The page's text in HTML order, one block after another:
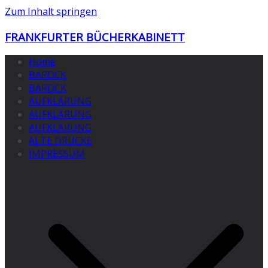
Zum Inhalt springen
FRANKFURTER BÜCHERKABINETT
Home
BAROCK
BAROCK
AUFKLÄRUNG
AUFKLÄRUNG
AUFKLÄRUNG
ALTE DRUCKE
IMPRESSUM